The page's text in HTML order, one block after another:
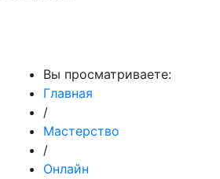
Вы просматриваете:
Главная
/
Мастерство
/
Онлайн